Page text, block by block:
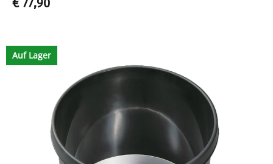
€ 77,90
Auf Lager